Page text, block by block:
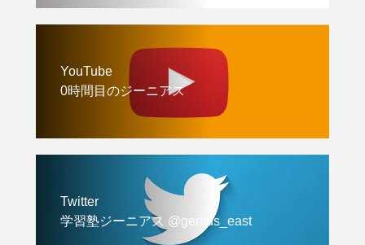
YouTube
0時間目のジーニアス
Twitter
学習塾ジーニアス @genius_east